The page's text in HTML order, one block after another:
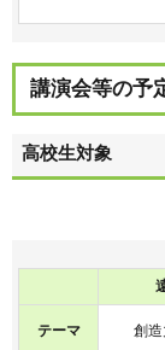
講演会等の予
高校生対象
テーマ 創